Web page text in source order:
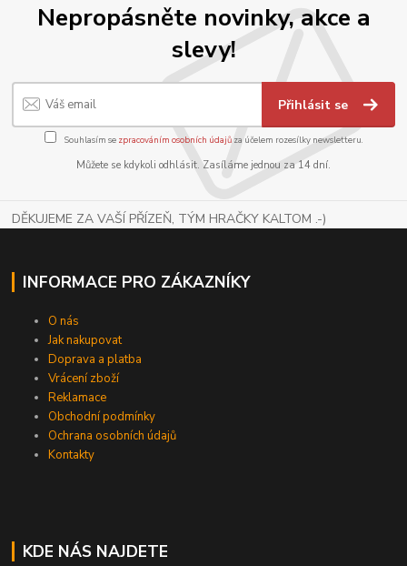
Nepropásněte novinky, akce a
slevy!
Přihlásit se
Souhlasím se zpracováním osobních údajůza účelem rozesílky newsletteru.
Můžete se kdykoli odhlásit. Zasíláme jednou za 14 dní.
DĚKUJEME ZA VAŠÍ PŘÍZEŇ, TÝM HRAČKY KALTOM .-)
INFORMACE PRO ZÁKAZNÍKY
O nás
Jak nakupovat
Doprava a platba
Vrácení zboží
Reklamace
Obchodní podmínky
Ochrana osobních údajů
Kontakty
KDE NÁS NAJDETE